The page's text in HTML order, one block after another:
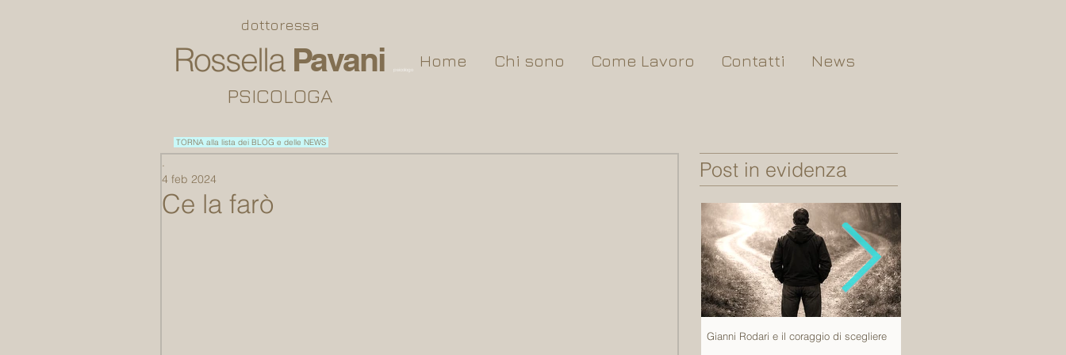
dottoressa
Rossella Pavani psicologo Home Chi sono Come Lavoro Contatti News
PSICOLOGA
Ce la farò
.
4 feb 2024
TORNA alla lista dei BLOG e delle NEWS
Post in evidenza
Gianni Rodari e il coraggio di scegliere